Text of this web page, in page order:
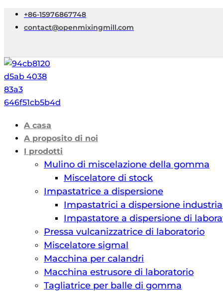
+86-15976867748
contact@openmixingmill.com
A casa
A proposito di noi
I prodotti
Mulino di miscelazione della gomma
Miscelatore di stock
Impastatrice a dispersione
Impastatrici a dispersione
Impastatore a dispersione di
Pressa vulcanizzatrice di laboratorio
Miscelatore sigmal
Macchina per calandri
Macchina estrusore di laboratorio
Tagliatrice per balle di gomma